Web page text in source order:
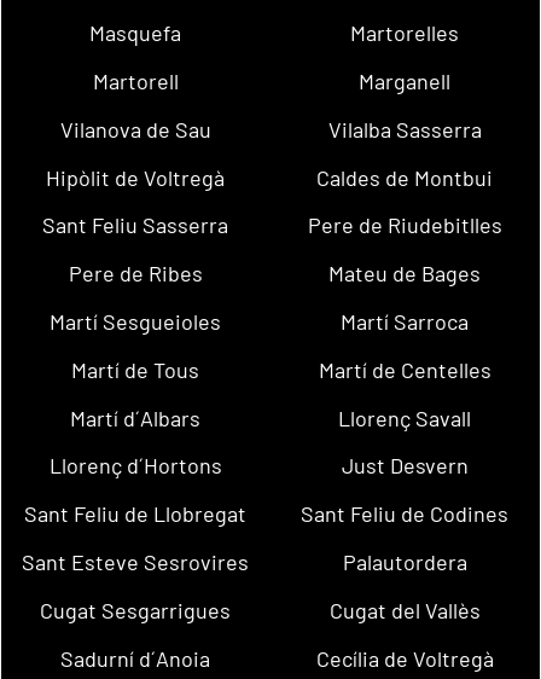
Masquefa
Martorelles
Martorell
Marganell
Vilanova de Sau
Vilalba Sasserra
Hipòlit de Voltregà
Caldes de Montbui
Sant Feliu Sasserra
Pere de Riudebitlles
Pere de Ribes
Mateu de Bages
Martí Sesgueioles
Martí Sarroca
Martí de Tous
Martí de Centelles
Martí d´Albars
Llorenç Savall
Llorenç d´Hortons
Just Desvern
Sant Feliu de Llobregat
Sant Feliu de Codines
Sant Esteve Sesrovires
Palautordera
Cugat Sesgarrigues
Cugat del Vallès
Sadurní d´Anoia
Cecília de Voltregà